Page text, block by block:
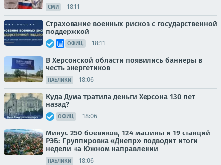
СМИ 18:11
Страхование военных рисков с государственной
поддержкой
ОФИЦ. 18:11
В Херсонской области появились баннеры в
честь энергетиков
ПАБЛИКИ 18:06
Куда Дума тратила деньги Херсона 130 лет
назад?
ОФИЦ. 18:06
Минус 250 боевиков, 124 машины и 19 станций
РЭБ: Группировка «Днепр» подводит итоги
недели на Южном направлении
ПАБЛИКИ 18:06